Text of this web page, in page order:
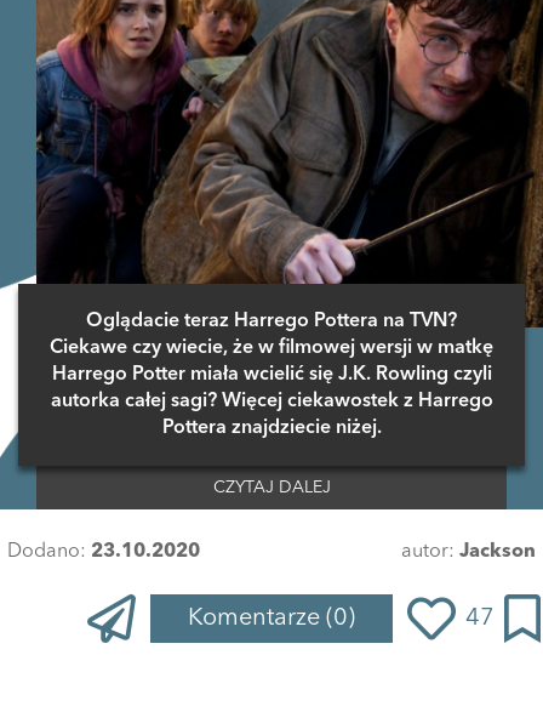
Oglądacie teraz Harrego Pottera na TVN?
Ciekawe czy wiecie, że w filmowej wersji w matkę
Harrego Potter miała wcielić się J.K. Rowling czyli
autorka całej sagi? Więcej ciekawostek z Harrego
Pottera znajdziecie niżej.
CZYTAJ DALEJ
Dodano: 23.10.2020 autor: Jackson
Komentarze (0) 47